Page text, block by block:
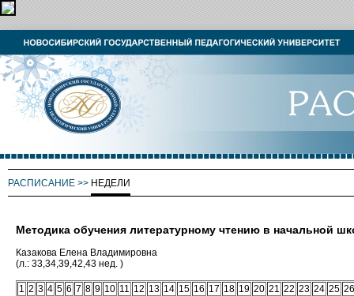
РАСПИСАНИЕ >> НЕДЕЛИ
Методика обучения литературному чтению в начальной
Казакова Елена Владимировна
(л.: 33,34,39,42,43 нед. )
1 2 3 4 5 6 7 8 9 10 11 12 13 14 15 16 17 18 19 20 21 22 23 24 25 26